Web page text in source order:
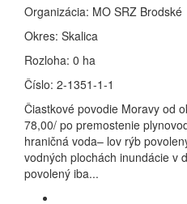
Organizácia: MO SRZ Brodské
Okres: Skalica
Rozloha: 0 ha
Číslo: 2-1351-1-1
Čiastkové povodie Moravy od
78,00/ po premostenie
hraničná voda– lov rýb
vodných plochách inundácie v
povolený iba...